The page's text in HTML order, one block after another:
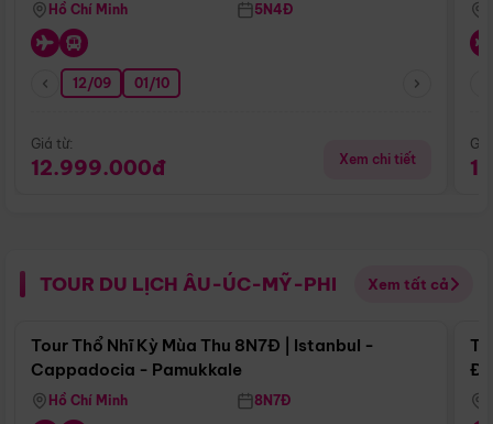
Hồ Chí Minh 5N4Đ
12/09 01/10
Giá từ:
12.999.000đ Xem chi tiết
TOUR DU LỊCH ÂU-ÚC-MỸ-PHI Xem tất cả
Điểm nổi bật
Tour Thổ Nhĩ Kỳ Mùa Thu 8N7Đ | Istanbul -
Cappadocia - Pamukkale
Hồ Chí Minh 8N7Đ